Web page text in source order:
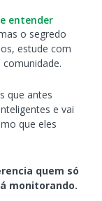
entender
o segredo
estude com
que antes
e vai
que eles
quem só
monitorando.